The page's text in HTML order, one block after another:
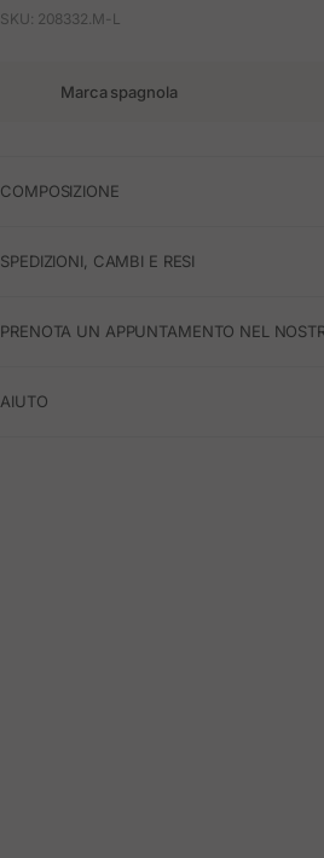
SKU: 208332.M-L
Marca spagnola
COMPOSIZIONE
SPEDIZIONI, CAMBI E RESI
PRENOTA UN APPUNTAMENTO NEL
AIUTO